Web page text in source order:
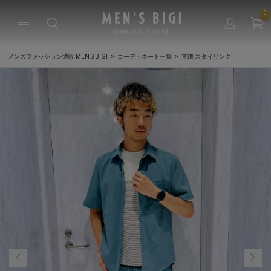
0
メンズファッション通販 MEN'S BIGI コーディネート一覧 荒磯 スタイリング